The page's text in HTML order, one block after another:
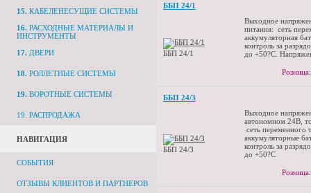
15. КАБЕЛЕНЕСУЩИЕ СИСТЕМЫ
16. РАСХОДНЫЕ МАТЕРИАЛЫ И
ИНСТРУМЕНТЫ
17. ДВЕРИ
18. РОЛЛЕТНЫЕ СИСТЕМЫ
19. ВОРОТНЫЕ СИСТЕМЫ
19. РАСПРОДАЖА
НАВИГАЦИЯ
СОБЫТИЯ
ОТЗЫВЫ КЛИЕНТОВ И ПАРТНЕРОВ
ББП 24/1
ББП 24/1
Выходное
питания: сеть
аккумуляторная
контроль за
до +50?С.
ББП 24/3
ББП 24/3
Выходное
автономном 24В,
сеть
аккумуляторные
контроль за
до +50?С